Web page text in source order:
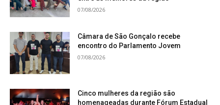
07/08/2026
Câmara de São Gonçalo recebe
encontro do Parlamento Jovem
07/08/2026
Cinco mulheres da região são
homenageadas durante Fórum Estadual